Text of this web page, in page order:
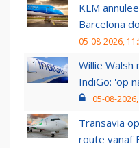
KLM
Barcelona
05-08-2026,
Willie
IndiGo: 'op
05-08-
Transavia
route vanaf